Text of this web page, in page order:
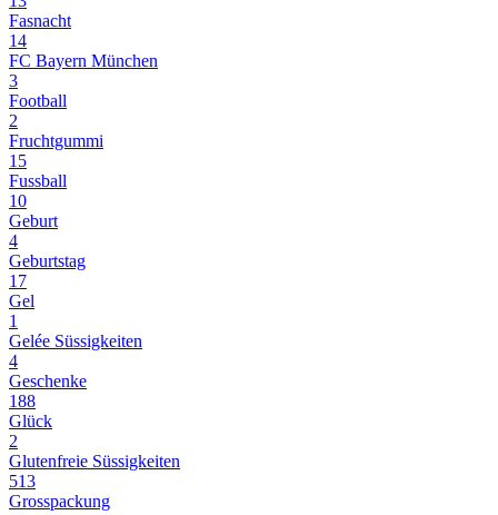
Fasnacht
14
FC Bayern München
3
Football
2
Fruchtgummi
15
Fussball
10
Geburt
4
Geburtstag
17
Gel
1
Gelée Süssigkeiten
4
Geschenke
188
Glück
2
Glutenfreie Süssigkeiten
513
Grosspackung